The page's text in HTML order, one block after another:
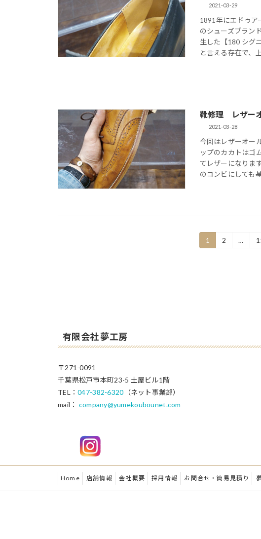
2021-03-29
1891年にエドゥア
のシューズブラン
生した【180 シグ
と言える存在で、
靴修理 レザー
2021-03-28
今回はレザーオー
ップのカカトはゴ
てレザーになりま
のコンビにしても
送
固
定
1
固
2 …
有限会社 夢工房
〒271-0091
千葉県松戸市本町23-5 土屋ビル1階
TEL：047-382-6320 （ネット事業部）
mail： company@yumekoubounet.com
Home 店舗情報 会社概要 採用情報 お問合せ・簡易見積り